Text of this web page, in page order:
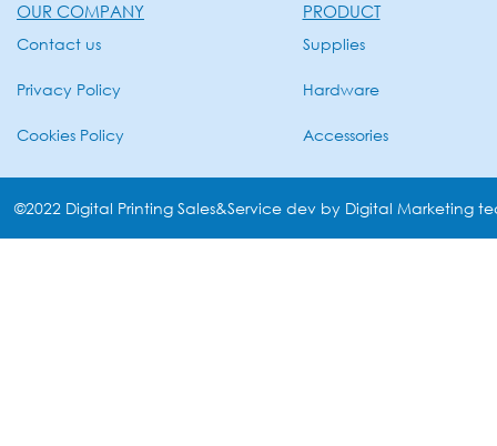
OUR COMPANY
Contact us
Privacy Policy
Cookies Policy
PRODUCT
Supplies
Hardware
Accessories
©2022 Digital Printing Sales&Service dev by Digital Marketing